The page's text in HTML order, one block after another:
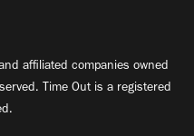
affiliated companies owned
Time Out is a registered